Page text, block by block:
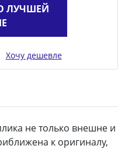
ЛУЧШЕЙ
Хочу дешевле
не только внешне и
к оригиналу,